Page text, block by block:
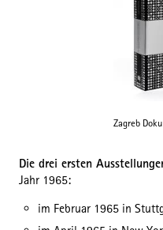
Zagreb
Die drei ersten
Jahr 1965:
im Februar 1965 in